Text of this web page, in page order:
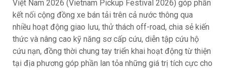
Việt Nam 2026 (Vietnam Pickup Festival 2026) góp phần
kết nối cộng đồng xe bán tải trên cả nước thông qua
nhiều hoạt động giao lưu, thử thách off-road, chia sẻ kiến
thức và nâng cao kỹ năng sơ cấp cứu, diễn tập cứu hộ
cứu nạn, đồng thời chung tay triển khai hoạt động từ thiện
tại địa phương góp phần lan tỏa những giá trị tích cực cho